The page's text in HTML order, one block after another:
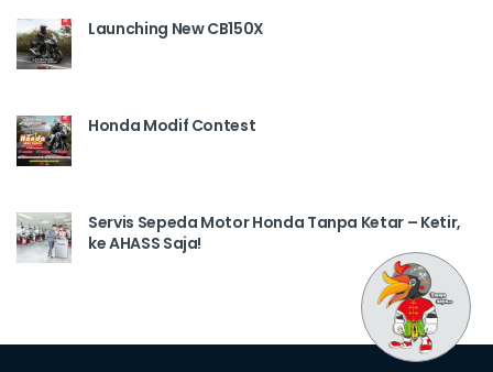
Launching New CB150X
Honda Modif Contest
Servis Sepeda Motor Honda Tanpa Ketar – Ketir,
ke AHASS Saja!